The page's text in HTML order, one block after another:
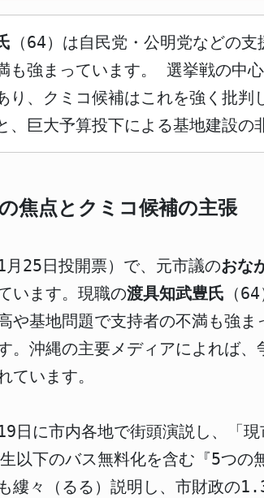
（64）は自民党・公明党などの
も強まっています。 選挙戦の中
り、クミコ候補はこれを強く批
、巨大予算投下による基地建設の
焦点とクミコ候補の主張
25日投開票）で、元市議のおな
います。現職の渡具知武豊氏 （
や基地問題で支持者の不満も強
。沖縄の主要メディアによれば
ています。
日に市内各地で街頭演説し、「
以下のバス無料化を含む『5つの
縷々（るる）説明し、市財政の